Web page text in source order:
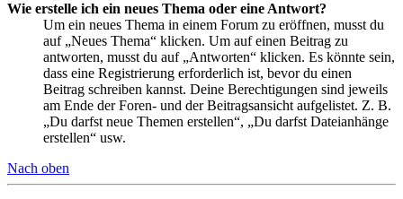
Wie erstelle ich ein neues Thema oder eine Antwort?
Um ein neues Thema in einem Forum zu eröffnen, musst du
auf „Neues Thema“ klicken. Um auf einen Beitrag zu
antworten, musst du auf „Antworten“ klicken. Es könnte sein,
dass eine Registrierung erforderlich ist, bevor du einen
Beitrag schreiben kannst. Deine Berechtigungen sind jeweils
am Ende der Foren- und der Beitragsansicht aufgelistet. Z. B.
„Du darfst neue Themen erstellen“, „Du darfst Dateianhänge
erstellen“ usw.
Nach oben